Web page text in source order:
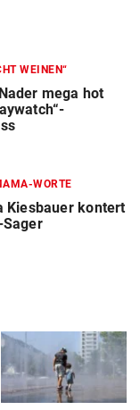
WEINEN“
mega hot
WORTE
Kiesbauer kontert
Sager